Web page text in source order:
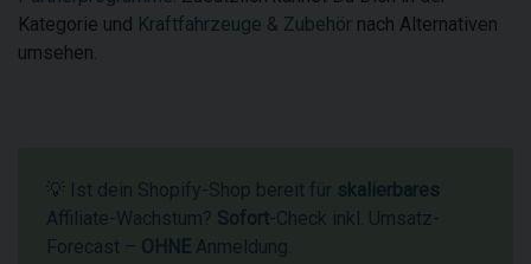
Kategorie und Kraftfahrzeuge & Zubehör nach Alternativen
umsehen.
💡 Ist dein Shopify-Shop bereit für skalierbares
Affiliate-Wachstum? Sofort-Check inkl. Umsatz-
Forecast – OHNE Anmeldung.